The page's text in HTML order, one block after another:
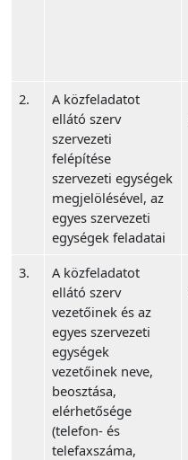
2.
A közfeladatot
ellátó szerv
szervezeti
felépítése
szervezeti egységek
megjelölésével, az
egyes szervezeti
egységek feladatai
3.
A közfeladatot
ellátó szerv
vezetőinek és az
egyes szervezeti
egységek
vezetőinek neve,
beosztása,
elérhetősége
(telefon- és
telefaxszáma,